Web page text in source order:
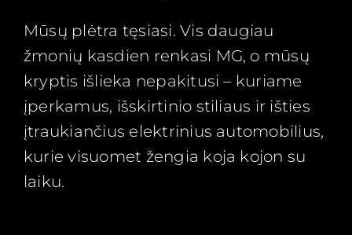
Mūsų plėtra tęsiasi. Vis daugiau
žmonių kasdien renkasi MG, o mūsų
kryptis išlieka nepakitusi – kuriame
įperkamus, išskirtinio stiliaus ir išties
įtraukiančius elektrinius automobilius,
kurie visuomet žengia koja kojon su
laiku.